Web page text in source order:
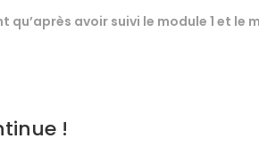
qu’après avoir suivi le module 1 et le
!